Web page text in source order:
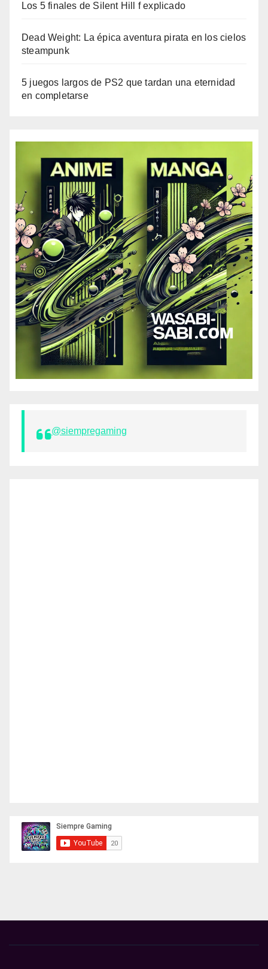
Los 5 finales de Silent Hill f explicado
Dead Weight: La épica aventura pirata en los cielos
steampunk
5 juegos largos de PS2 que tardan una eternidad
en completarse
@siempregaming